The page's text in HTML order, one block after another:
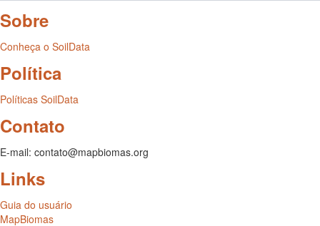
Sobre
Conheça o SoilData
Política
Políticas SoilData
Contato
E-mail: contato@mapbiomas.org
Links
Guia do usuário
MapBiomas